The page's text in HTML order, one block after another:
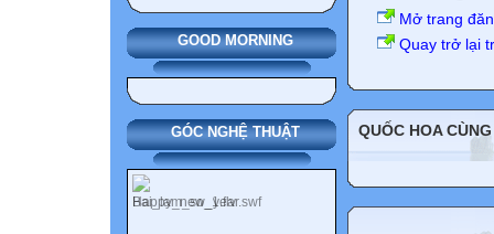
GOOD MORNING
GÓC NGHỆ THUẬT
Mở trang
Quay trở lại
QUỐC HOA